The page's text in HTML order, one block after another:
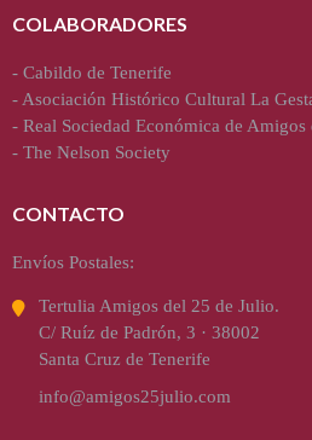
COLABORADORES
- Cabildo de Tenerife
- Asociación Histórico Cultural La
- Real Sociedad Económica de Amigos
- The Nelson Society
CONTACTO
Envíos Postales:
Tertulia Amigos del 25 de Julio.
C/ Ruíz de Padrón, 3 · 38002
Santa Cruz de Tenerife
info@amigos25julio.com